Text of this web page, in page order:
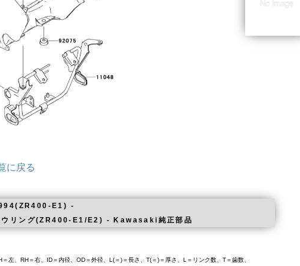
に戻る
E1) -
リング(ZR400-E1/E2) - Kawasaki純正部品
左、RH＝右、ID＝内径、OD＝外径、L(＝)＝長さ、T(＝)＝厚さ、L＝リンク数、T＝歯数、